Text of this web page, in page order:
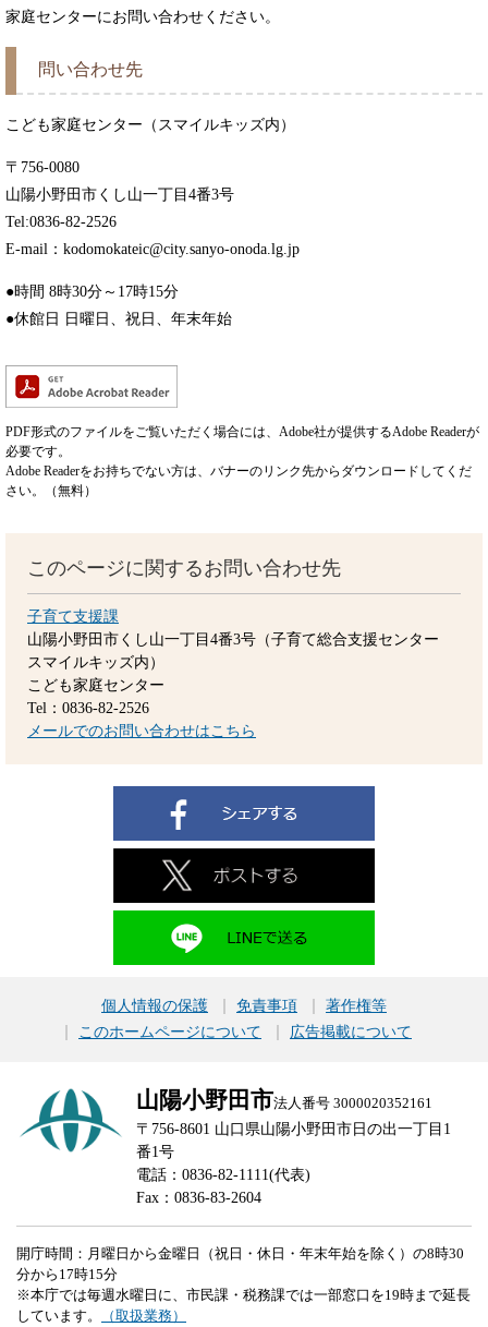
家庭センターにお問い合わせください。
問い合わせ先
こども家庭センター（スマイルキッズ内）
〒756-0080
山陽小野田市くし山一丁目4番3号
Tel:0836-82-2526
E-mail：kodomokateic@city.sanyo-onoda.lg.jp
●時間 8時30分～17時15分
●休館日 日曜日、祝日、年末年始
PDF形式のファイルをご覧いただく場合には、Adobe社が提供するAdobe Readerが
必要です。
Adobe Readerをお持ちでない方は、バナーのリンク先からダウンロードしてくだ
さい。（無料）
このページに関するお問い合わせ先
子育て支援課
山陽小野田市くし山一丁目4番3号（子育て総合支援センター
スマイルキッズ内）
こども家庭センター
Tel：0836-82-2526
メールでのお問い合わせはこちら
個人情報の保護 免責事項
著作権等
このホームページについて
広告掲載について
山陽小野田市法人番号 3000020352161
〒756-8601 山口県山陽小野田市日の出一丁目1
番1号
電話：0836-82-1111(代表)
Fax：0836-83-2604
開庁時間：月曜日から金曜日（祝日・休日・年末年始を除く）の8時30
分から17時15分
※本庁では毎週水曜日に、市民課・税務課では一部窓口を19時まで延長
しています。
（取扱業務）